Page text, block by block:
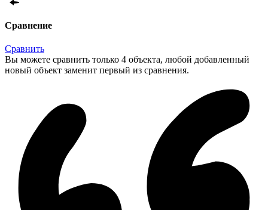
Сравнение
Сравнить
Вы можете сравнить только 4 объекта, любой добавленный
новый объект заменит первый из сравнения.